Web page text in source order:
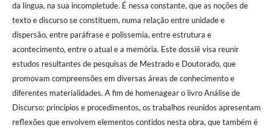
da língua, na sua incompletude. É nessa constante, que as noções de
texto e discurso se constituem, numa relação entre unidade e
dispersão, entre paráfrase e polissemia, entre estrutura e
acontecimento, entre o atual e a memória. Este dossiê visa reunir
estudos resultantes de pesquisas de Mestrado e Doutorado, que
promovam compreensões em diversas áreas de conhecimento e
diferentes materialidades. A fim de homenagear o livro Análise de
Discurso: princípios e procedimentos, os trabalhos reunidos apresentam
reflexões que envolvem elementos contidos nesta obra, que também é